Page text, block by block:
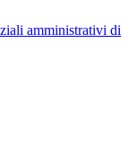
amministrativi di